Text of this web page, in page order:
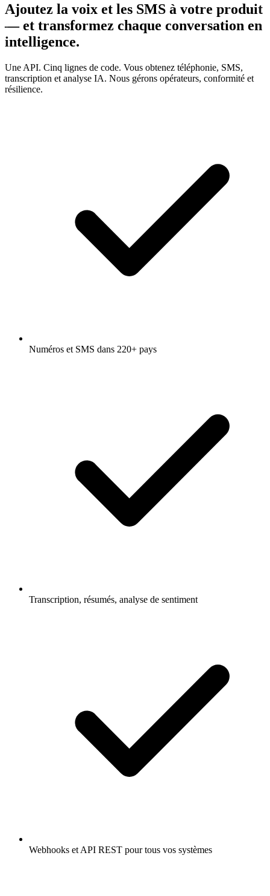
Ajoutez la voix et les SMS à votre produit
— et transformez chaque conversation en
intelligence.
Une API. Cinq lignes de code. Vous obtenez téléphonie, SMS,
transcription et analyse IA. Nous gérons opérateurs, conformité et
résilience.
Numéros et SMS dans 220+ pays
Transcription, résumés, analyse de sentiment
Webhooks et API REST pour tous vos systèmes